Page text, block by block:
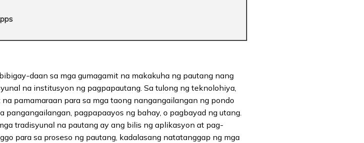
daan sa mga gumagamit na makakuha ng pautang nang
na institusyon ng pagpapautang. Sa tulong ng teknolohiya,
pamamaraan para sa mga taong nangangailangan ng pondo
pangangailangan, pagpapaayos ng bahay, o pagbayad ng utang.
tradisyunal na pautang ay ang bilis ng aplikasyon at pag-
para sa proseso ng pautang, kadalasang natatanggap ng mga